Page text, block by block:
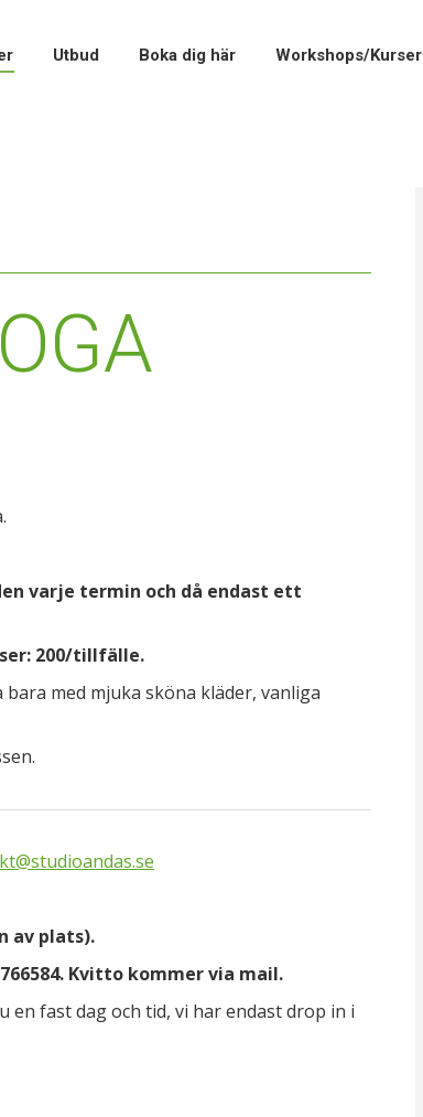
Utbud Boka dig här Workshops/Kurser
varje termin och då endast ett
200/tillfälle.
med mjuka sköna kläder, vanliga
av plats).
Kvitto kommer via mail.
fast dag och tid, vi har endast drop in i